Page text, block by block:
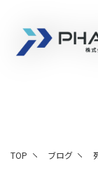
株式会社 Pharos
TOP ブログ